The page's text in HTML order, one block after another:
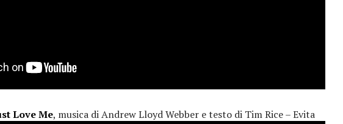
Love Me, musica di Andrew Lloyd Webber e testo di Tim Rice – Evita